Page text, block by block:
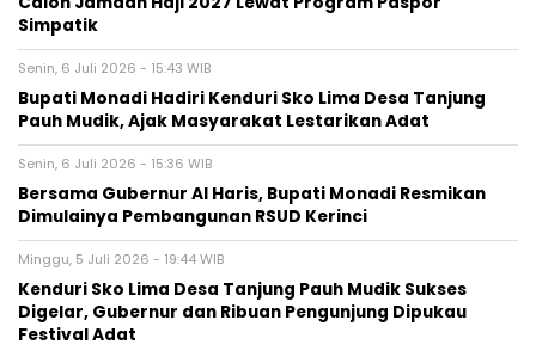
Simpatik
Senin, 6 Juli 2026 - 15:43 WIB
Bupati Monadi Hadiri Kenduri Sko Lima Desa Tanjung
Pauh Mudik, Ajak Masyarakat Lestarikan Adat
Senin, 6 Juli 2026 - 15:36 WIB
Bersama Gubernur Al Haris, Bupati Monadi Resmikan
Dimulainya Pembangunan RSUD Kerinci
Minggu, 5 Juli 2026 - 19:44 WIB
Kenduri Sko Lima Desa Tanjung Pauh Mudik Sukses
Digelar, Gubernur dan Ribuan Pengunjung Dipukau
Festival Adat